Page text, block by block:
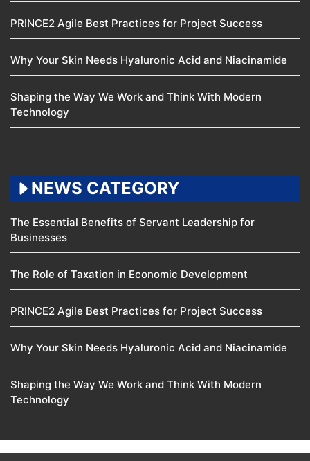
PRINCE2 Agile Best Practices for Project Success
Why Your Skin Needs Hyaluronic Acid and Niacinamide
Shaping the Way We Work and Think With Modern
Technology
NEWS CATEGORY
The Essential Benefits of Servant Leadership for
Businesses
The Role of Taxation in Economic Development
PRINCE2 Agile Best Practices for Project Success
Why Your Skin Needs Hyaluronic Acid and Niacinamide
Shaping the Way We Work and Think With Modern
Technology